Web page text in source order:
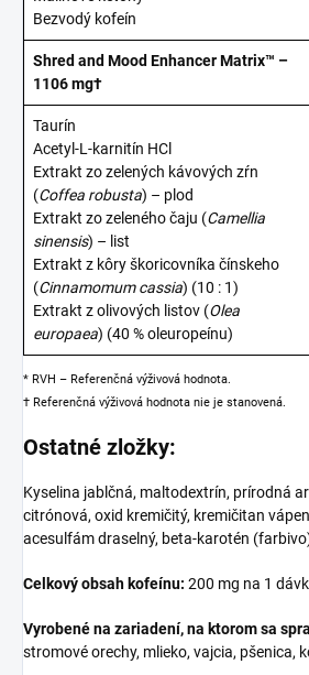
Bezvodý kofeín
Shred and Mood Enhancer Matrix™ –
1106 mg†
Taurín
Acetyl-L-karnitín HCl
Extrakt zo zelených kávových zŕn
(Coffea robusta) – plod
Extrakt zo zeleného čaju (Camellia
sinensis) – list
Extrakt z kôry škoricovníka čínskeho
(Cinnamomum cassia) (10 : 1)
Extrakt z olivových listov (Olea
europaea) (40 % oleuropeínu)
* RVH – Referenčná výživová hodnota.
† Referenčná výživová hodnota nie je stanovená.
Ostatné zložky:
Kyselina jablčná, maltodextrín, prírodná
citrónová, oxid kremičitý, kremičitan
acesulfám draselný, beta-karotén
Celkový obsah kofeínu: 200 mg na 1
Vyrobené na zariadení, na ktorom sa
stromové orechy, mlieko, vajcia, pšenica,